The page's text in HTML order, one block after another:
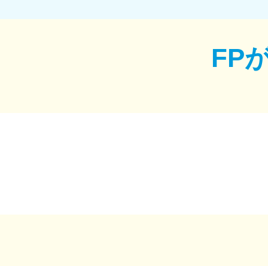
FP